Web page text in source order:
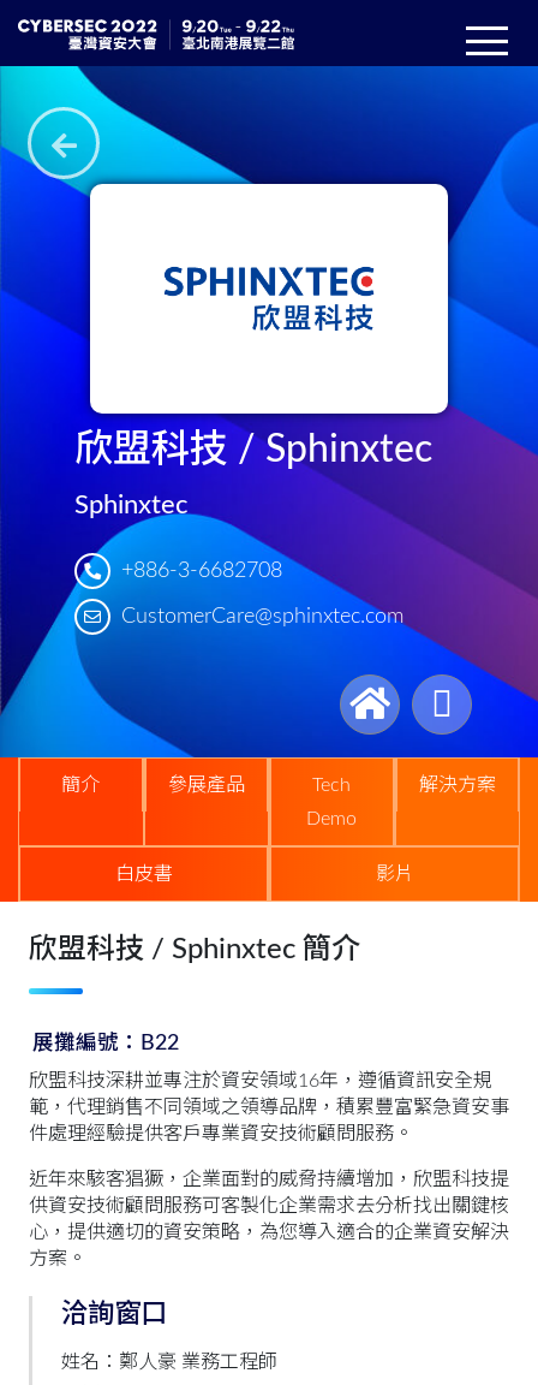
欣盟科技 / Sphinxtec
Sphinxtec
+886-3-6682708
CustomerCare@sphinxtec.com
簡介 參展產品
Tech
Demo
解決方案
白皮書 影片
欣盟科技 / Sphinxtec 簡介
展攤編號：B22
欣盟科技深耕並專注於資安領域16年，遵循資訊安全規
範，代理銷售不同領域之領導品牌，積累豐富緊急資安事
件處理經驗提供客戶專業資安技術顧問服務。
近年來駭客猖獗，企業面對的威脅持續增加，欣盟科技提
供資安技術顧問服務可客製化企業需求去分析找出關鍵核
心，提供適切的資安策略，為您導入適合的企業資安解決
方案。
洽詢窗口
姓名：鄭人豪 業務工程師